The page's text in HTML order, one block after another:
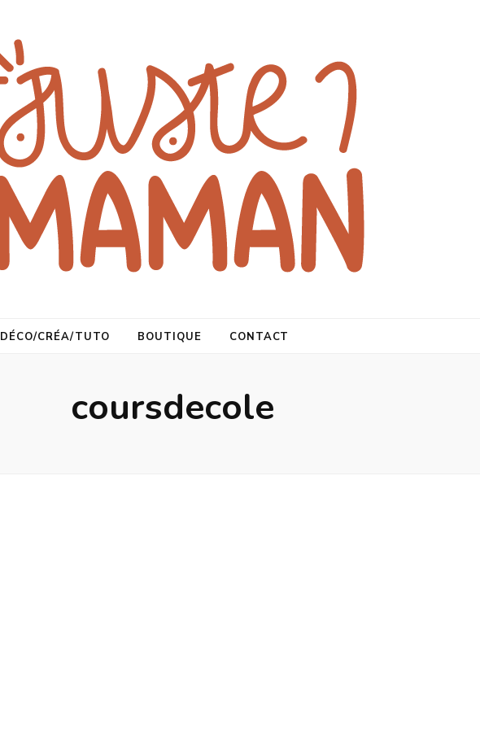
DÉCO/CRÉA/TUTO BOUTIQUE CONTACT
coursdecole